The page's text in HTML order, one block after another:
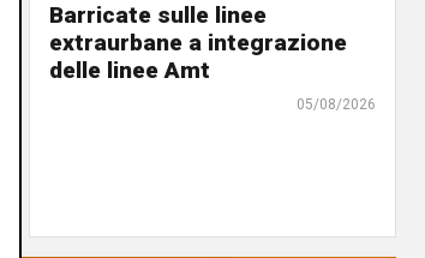
Barricate sulle linee
extraurbane a integrazione
delle linee Amt
05/08/2026